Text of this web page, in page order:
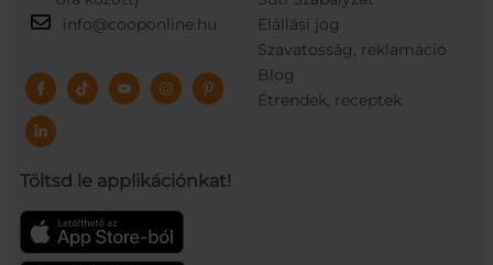
info@cooponline.hu
Töltsd le applikációnkat!
Elállási jog
Szavatosság, reklamáció
Blog
Étrendek, receptek